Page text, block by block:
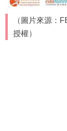
（圖片來源：
授權）